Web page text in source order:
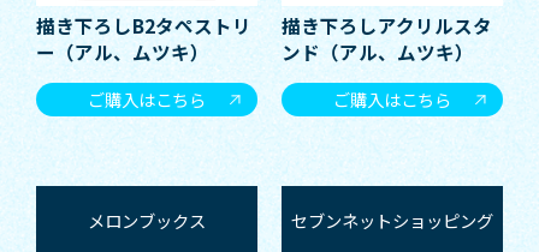
描き下ろしB2タペストリ
ー（アル、ムツキ）
ご購入はこちら
描き下ろしアクリルスタ
ンド（アル、ムツキ）
ご購入はこちら
メロンブックス セブンネットショッピング